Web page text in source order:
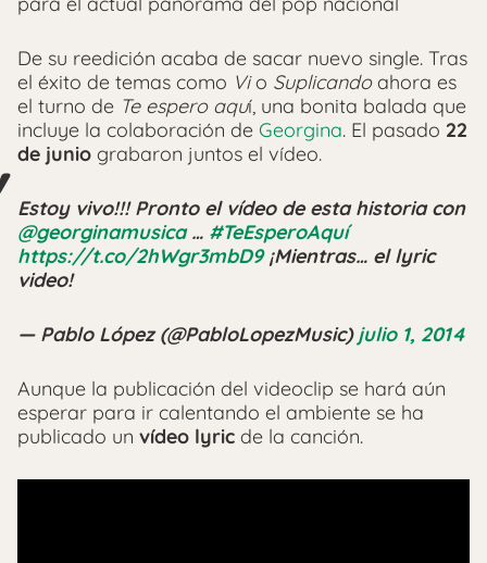
De su reedición acaba de sacar nuevo single. Tras
el éxito de temas como Vio Suplicandoahora es
el turno de Te espero aquí, una bonita balada que
incluye la colaboración de Georgina. El pasado 22
de junio grabaron juntos el vídeo.
Estoy vivo!!! Pronto el vídeo de esta historia con
@georginamusica… #TeEsperoAquí
https://t.co/2hWgr3mbD9¡Mientras… el lyric
video!
— Pablo López (@PabloLopezMusic)julio 1, 2014
Aunque la publicación del videoclip se hará aún
esperar para ir calentando el ambiente se ha
publicado un vídeo lyric de la canción.